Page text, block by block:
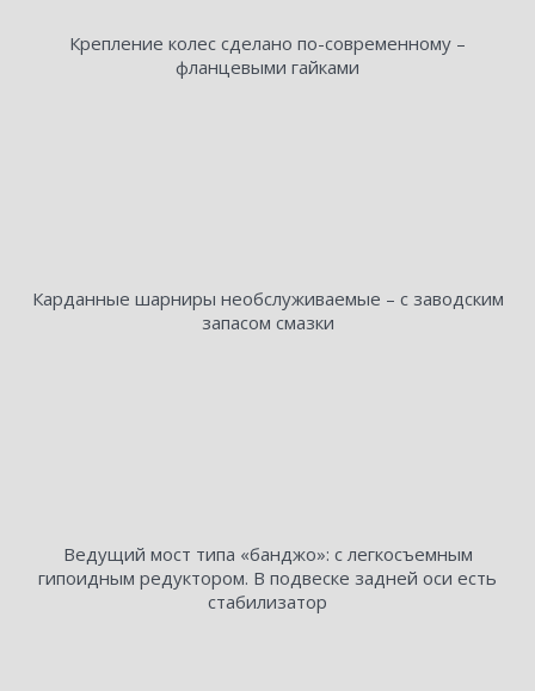
Крепление колес сделано по-современному –
фланцевыми гайками
Карданные шарниры необслуживаемые – с заводским
запасом смазки
Ведущий мост типа «банджо»: с легкосъемным
гипоидным редуктором. В подвеске задней оси есть
стабилизатор